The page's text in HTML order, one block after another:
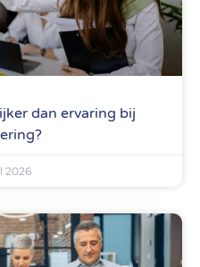
dan ervaring bij
2026